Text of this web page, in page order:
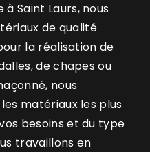
Saint Laurs, nous
de qualité
la réalisation de
de chapes ou
nous
matériaux les plus
besoins et du type
travaillons en